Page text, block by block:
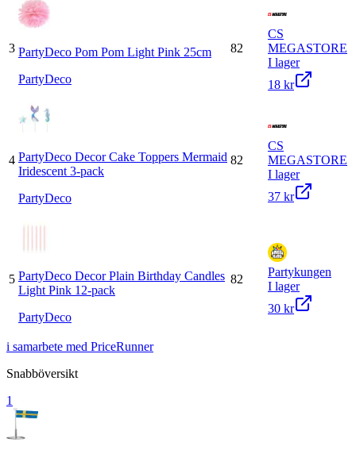
3 PartyDeco Pom Pom Light Pink 25cm
PartyDeco
82
CS
MEGASTORE
I lager
18 kr
4 PartyDeco Decor Cake Toppers Mermaid
Iridescent 3-pack
PartyDeco
82
CS
MEGASTORE
I lager
37 kr
5 PartyDeco Decor Plain Birthday Candles
Light Pink 12-pack
PartyDeco
82
Partykungen
I lager
30 kr
i samarbete med PriceRunner
Snabböversikt
1